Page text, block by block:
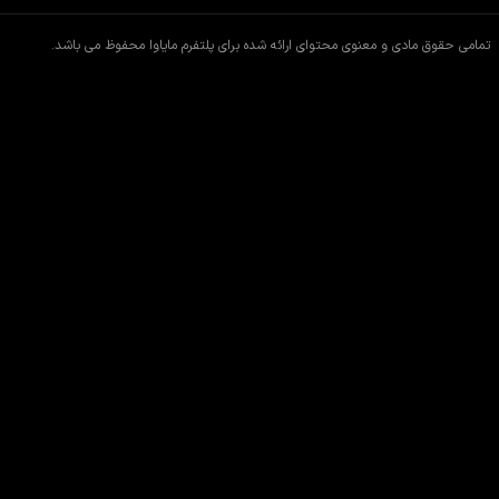
تمامی حقوق مادی و معنوی محتوای ارائه شده برای پلتفرم مایاوا محفوظ می باشد.